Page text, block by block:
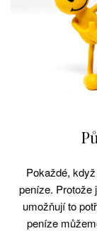
Pokaždé,
peníze. Protože
umožňují to
peníze